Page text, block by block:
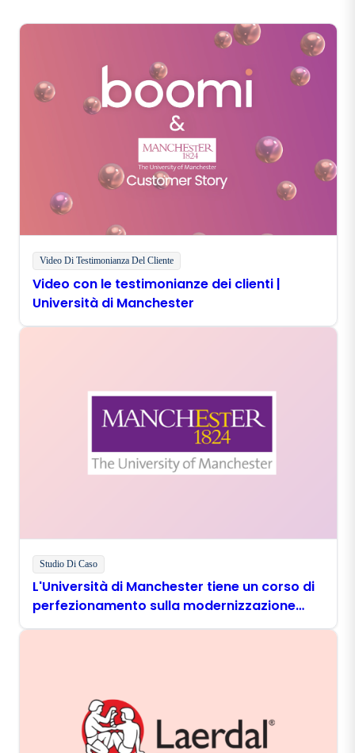
Video Di Testimonianza Del Cliente
Video con le testimonianze dei clienti |
Università di Manchester
Studio Di Caso
L'Università di Manchester tiene un corso di
perfezionamento sulla modernizzazione
digitale con Boomi